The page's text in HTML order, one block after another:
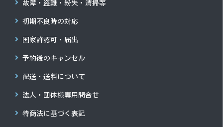
故障・盗難・紛失・清掃等
初期不良時の対応
国家許認可・届出
予約後のキャンセル
配送・送料について
法人・団体様専用問合せ
特商法に基づく表記